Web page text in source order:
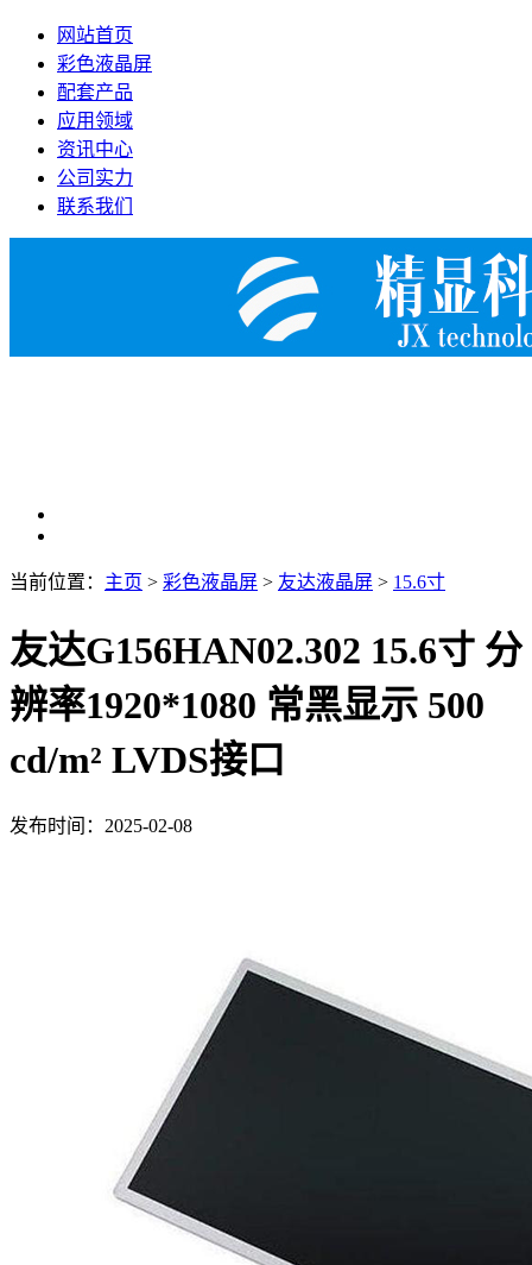
网站首页
彩色液晶屏
配套产品
应用领域
资讯中心
公司实力
联系我们
当前位置： 主页 > 彩色液晶屏 > 友达液晶屏 > 15.6寸
友达G156HAN02.302 15.6寸 分
辨率1920*1080 常黑显示 500
cd/m² LVDS接口
发布时间：2025-02-08